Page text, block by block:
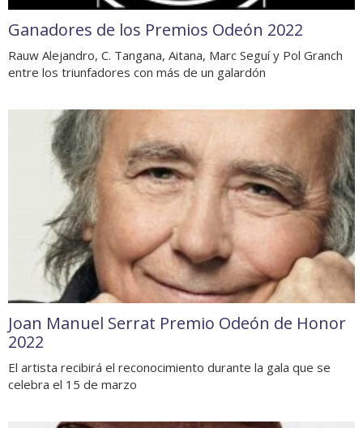
Ganadores de los Premios Odeón 2022
Rauw Alejandro, C. Tangana, Aitana, Marc Seguí y Pol Granch
entre los triunfadores con más de un galardón
Joan Manuel Serrat Premio Odeón de Honor
2022
El artista recibirá el reconocimiento durante la gala que se
celebra el 15 de marzo